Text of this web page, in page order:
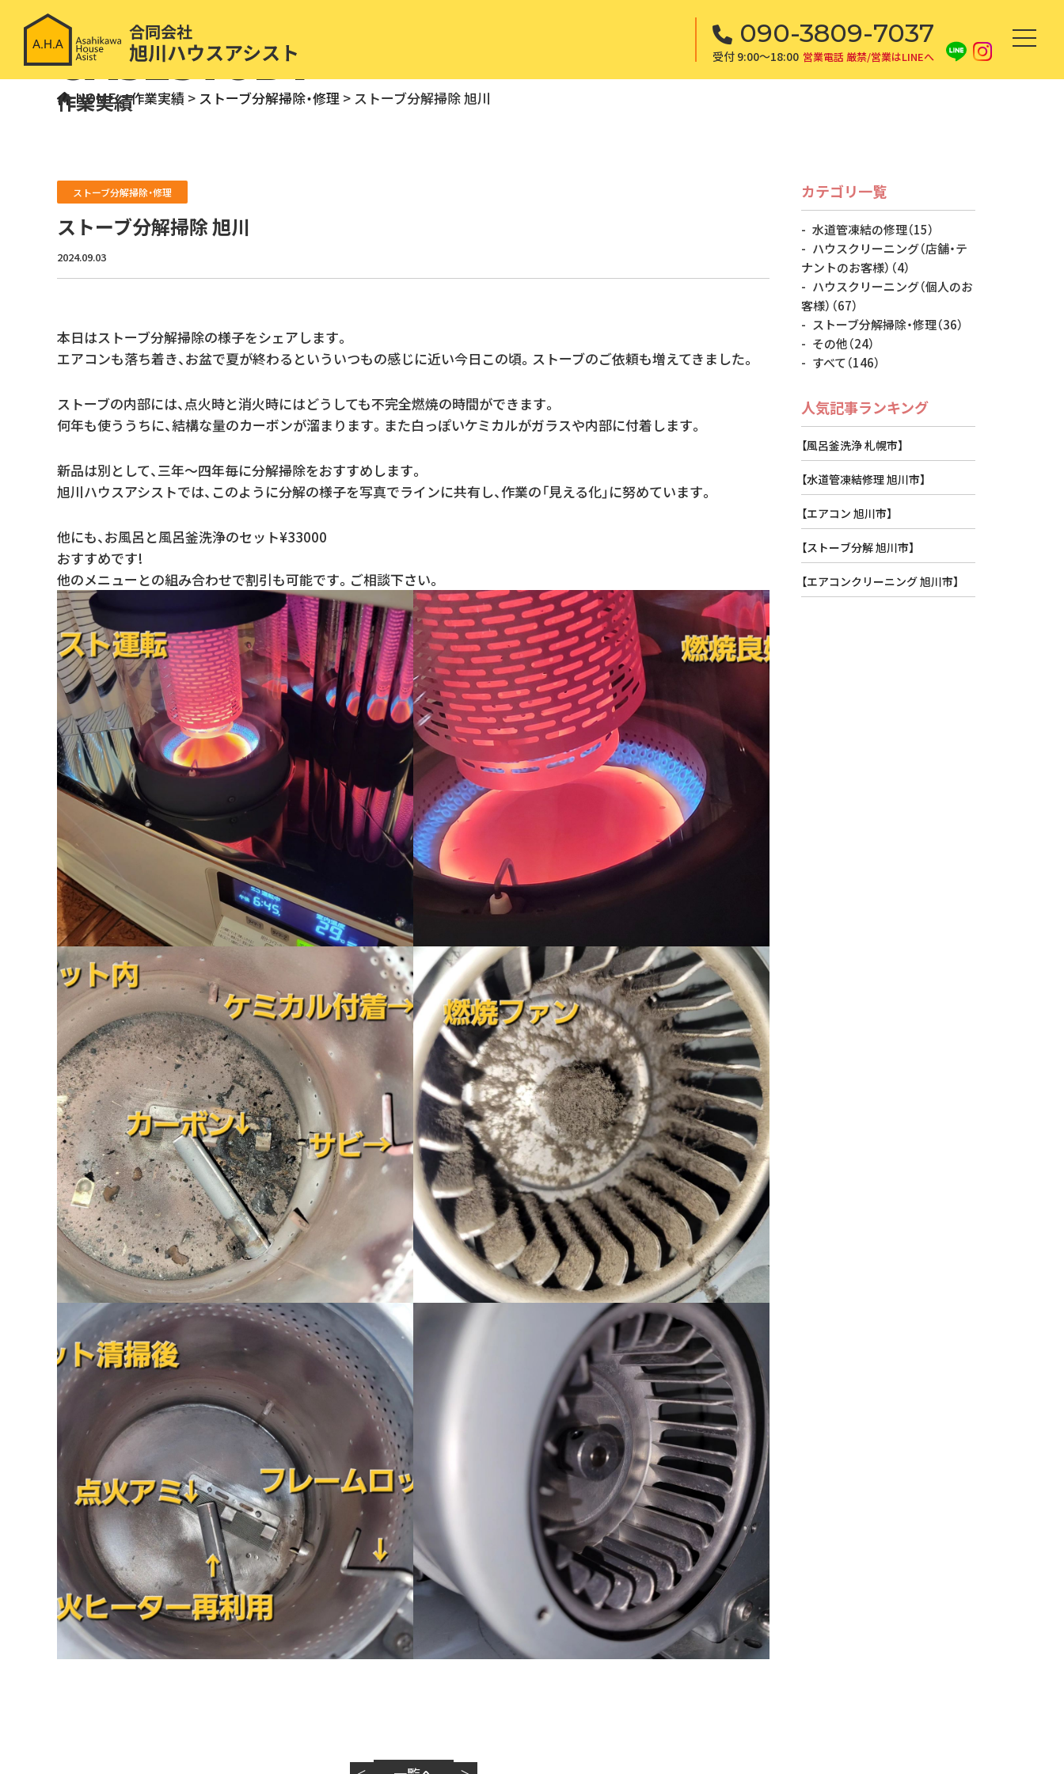
090-3809-7037
受付 9:00～18:00 営業電話 厳禁/営業はLINEへ
CASESTUDY
作業実績
HOME>作業実績 > ストーブ分解掃除・修理 > ストーブ分解掃除 旭川
ストーブ分解掃除・修理
ストーブ分解掃除 旭川
2024.09.03
本日はストーブ分解掃除の様子をシェアします。
エアコンも落ち着き、お盆で夏が終わるといういつもの感じに近い今日この頃。ストーブのご依頼も増えてきました。
ストーブの内部には、点火時と消火時にはどうしても不完全燃焼の時間ができます。
何年も使ううちに、結構な量のカーボンが溜まります。また白っぽいケミカルがガラスや内部に付着します。
新品は別として、三年～四年毎に分解掃除をおすすめします。
旭川ハウスアシストでは、このように分解の様子を写真でラインに共有し、作業の「見える化」に努めています。
他にも、お風呂と風呂釜洗浄のセット¥33000
おすすめです!
他のメニューとの組み合わせで割引も可能です。ご相談下さい。
カテゴリ一覧
すべて（146）
その他（24）
ストーブ分解掃除・修理（36）
ハウスクリーニング（個人のお
客様） （67）
ハウスクリーニング（店舗・テ
ナントのお客様） （4）
水道管凍結の修理（15）
人気記事ランキング
【風呂釜洗浄 札幌市】
【水道管凍結修理 旭川市】
【エアコン 旭川市】
【ストーブ分解 旭川市】
【エアコンクリーニング 旭川市】